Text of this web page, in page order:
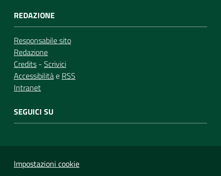
REDAZIONE
Responsabile sito
Redazione
Credits - Scrivici
Accessibilitàe RSS
Intranet
SEGUICI SU
Impostazioni cookie